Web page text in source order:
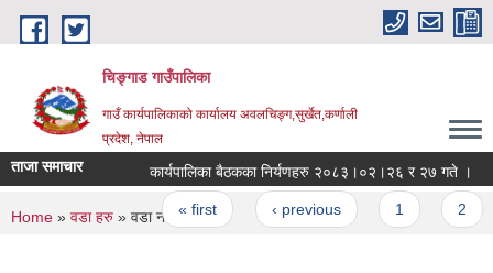
Skip to main content
चिङ्गाड गाउँपालिका
गाउँ कार्यपालिकाको कार्यालय अवलचिङ्ग,सुर्खेत,कर्णाली
प्रदेश, नेपाल
ताजा समाचार कार्यपालिका बैठकका निर्यणहरु २०८३।०२।२६ र २७ गते ।
Pages
« first ‹ previous
You are here
Home » वडा हरु » वडा नं ४